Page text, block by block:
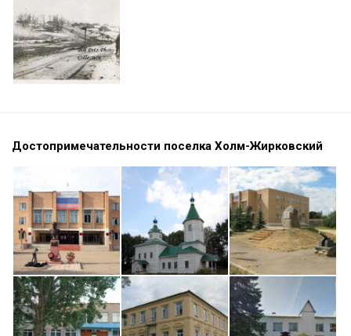
Достопримечательности поселка Холм-Жирковский